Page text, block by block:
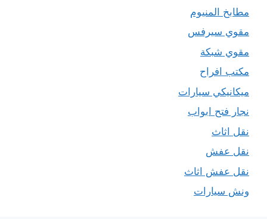
مطابخ المنيوم
مقوي سيرفس
مقوي شبكة
مكتب افراح
ميكانيكي سيارات
نجار فتح ابواب
نقل اثاث
نقل عفش
نقل عفش اثاث
ونش سيارات